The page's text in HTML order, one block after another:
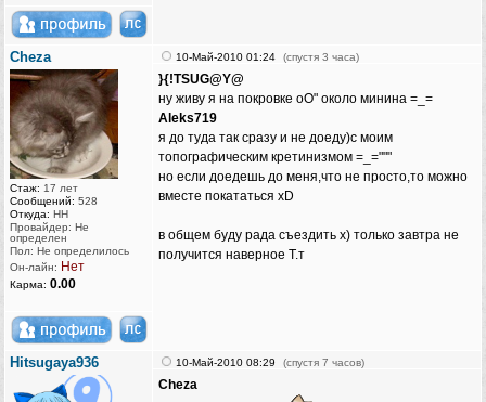
Cheza
Стаж: 17 лет
Сообщений: 528
Откуда: НН
Провайдер: Не
определен
Пол: Не определилось
Он-лайн: Нет
Карма: 0.00
10-Май-2010 01:24 (спустя 3 часа)
}{!TSUG@Y@
ну живу я на покровке оО" около минина =_=
Aleks719
я до туда так сразу и не доеду)с моим
топографическим кретинизмом =_="""
но если доедешь до меня,что не просто,то можно
вместе покататься хD
в общем буду рада съездить х) только завтра не
получится наверное Т.т
Hitsugaya936 10-Май-2010 08:29 (спустя 7 часов)
Cheza